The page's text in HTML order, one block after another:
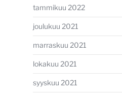
tammikuu 2022
joulukuu 2021
marraskuu 2021
lokakuu 2021
syyskuu 2021